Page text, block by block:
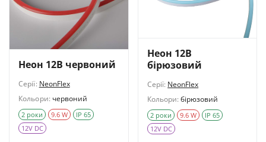
Неон 12В червоний
Серії: NeonFlex
Кольори: червоний
2 роки 9.6 W
IP 65
12V DC
Неон 12В
бірюзовий
Серії: NeonFlex
Кольори: бірюзовий
2 роки 9.6 W
IP 65
12V DC